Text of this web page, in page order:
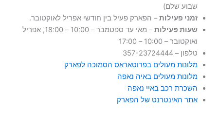
שבוע שלם)
זמני פעילות– הפארק פעיל בין חודשי אפריל לאוקטובר.
שעות פעילות
– מאי עד ספטמבר – 10:00 – 18:00, אפריל
ואוקטובר – 10:00 – 17:00
טלפון – 357-23724444
מלונות מעולים בפרוטאראס הסמוכה לפארק
מלונות מעולים באיה נאפה
השכרת רכב באיי נאפה
אתר האינטרנט של הפארק